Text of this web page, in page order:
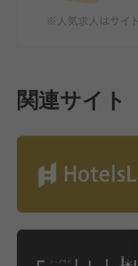
関連サイト